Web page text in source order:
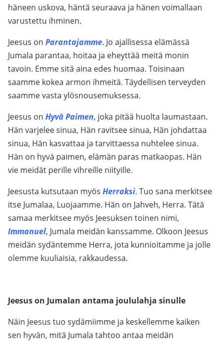
häneen uskova, häntä seuraava ja hänen voimallaan
varustettu ihminen.
Jeesus on Parantajamme. Jo ajallisessa elämässä
Jumala parantaa, hoitaa ja eheyttää meitä monin
tavoin. Emme sitä aina edes huomaa. Toisinaan
saamme kokea armon ihmeitä. Täydellisen terveyden
saamme vasta ylösnousemuksessa.
Jeesus on Hyvä Paimen, joka pitää huolta laumastaan.
Hän varjelee sinua, Hän ravitsee sinua, Hän johdattaa
sinua, Hän kasvattaa ja tarvittaessa nuhtelee sinua.
Hän on hyvä paimen, elämän paras matkaopas. Hän
vie meidät perille vihreille niityille.
Jeesusta kutsutaan myös Herraksi. Tuo sana merkitsee
itse Jumalaa, Luojaamme. Hän on Jahveh, Herra. Tätä
samaa merkitsee myös Jeesuksen toinen nimi,
Immanuel, Jumala meidän kanssamme. Olkoon Jeesus
meidän sydäntemme Herra, jota kunnioitamme ja jolle
olemme kuuliaisia, rakkaudessa.
Jeesus on Jumalan antama joululahja sinulle
Näin Jeesus tuo sydämiimme ja keskellemme kaiken
sen hyvän, mitä Jumala tahtoo antaa meidän